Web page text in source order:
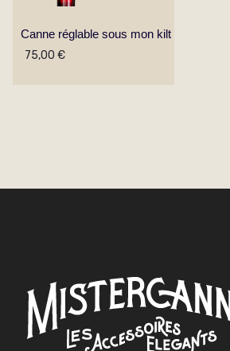
Canne réglable sous mon kilt
75,00 €